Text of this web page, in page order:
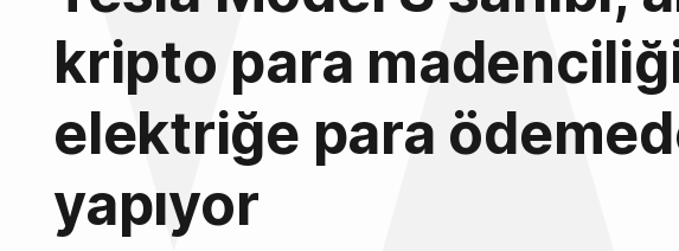
kripto para
elektriğe para
yapıyor